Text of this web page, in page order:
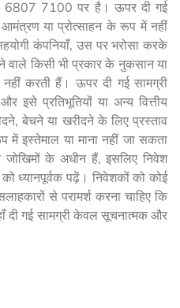
6807 7100 पर है। ऊपर दी गई
आमंत्रण या प्रोत्साहन के रूप में नहीं
कंपनियाँ, उस पर भरोसा करके
वाले किसी भी प्रकार के नुकसान या
नहीं करती हैं। ऊपर दी गई सामग्री
इसे प्रतिभूतियों या अन्य वित्तीय
बेचने या खरीदने के लिए प्रस्ताव
इस्तेमाल या माना नहीं जा सकता
जोखिमों के अधीन हैं, इसलिए निवेश
ध्यानपूर्वक पढ़ें। निवेशकों को कोई
से परामर्श करना चाहिए कि
दी गई सामग्री केवल सूचनात्मक और